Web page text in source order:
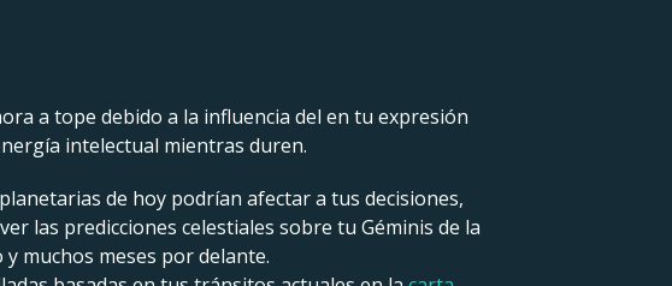
a tope debido a la influencia del en tu expresión
intelectual mientras duren.
de hoy podrían afectar a tus decisiones,
las predicciones celestiales sobre tu Géminis de la
muchos meses por delante.